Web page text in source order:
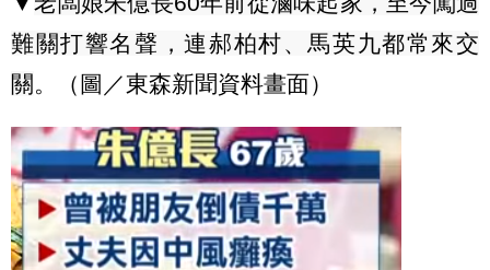
難關打響名聲，連郝柏村、馬英九都常來交
關。（圖／東森新聞資料畫面）